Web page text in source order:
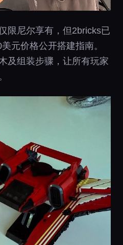
限尼尔享有，但2bricks已
元价格公开搭建指南。
及组装步骤，让所有玩家